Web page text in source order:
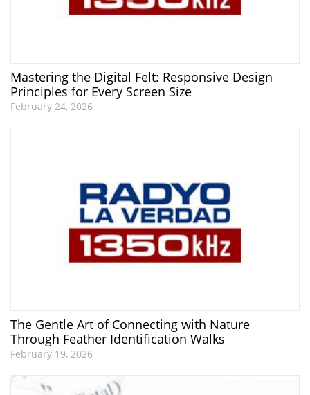
Mastering the Digital Felt: Responsive Design
Principles for Every Screen Size
February 24, 2026
The Gentle Art of Connecting with Nature
Through Feather Identification Walks
February 19, 2026